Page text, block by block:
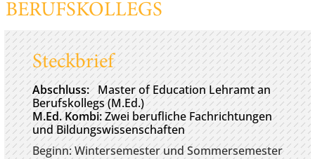
BERUFSKOLLEGS
Steckbrief
Abschluss:Master of Education Lehramt an
Berufskollegs (M.Ed.)
M.Ed. Kombi:Zwei berufliche Fachrichtungen
und Bildungswissenschaften
Beginn: Wintersemester und Sommersemester